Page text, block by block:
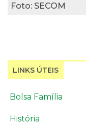
Foto: SECOM
LINKS ÚTEIS
Bolsa Família
História